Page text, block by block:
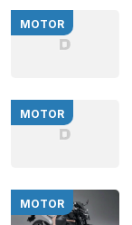
MOTOR
MOTOR
MOTOR